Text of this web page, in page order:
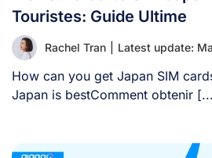
Touristes: Guide Ultime
Rachel Tran Latest update:
How can you get Japan SIM
Japan is bestComment obtenir